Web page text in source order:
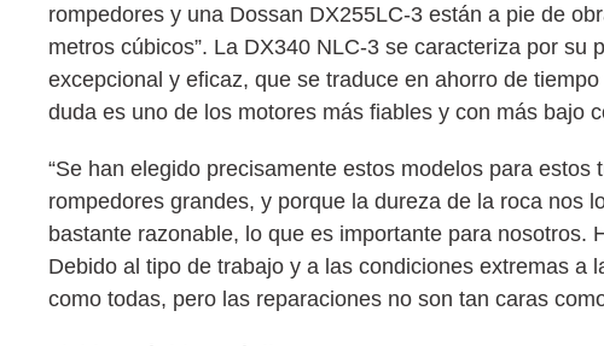
rompedores y una Dossan DX255LC-3 están a pie de
metros cúbicos”. La DX340 NLC-3 se caracteriza por
excepcional y eficaz, que se traduce en ahorro de
duda es uno de los motores más fiables y con más bajo
“Se han elegido precisamente estos modelos para
rompedores grandes, y porque la dureza de la roca nos
bastante razonable, lo que es importante para
Debido al tipo de trabajo y a las condiciones extremas
como todas, pero las reparaciones no son tan caras